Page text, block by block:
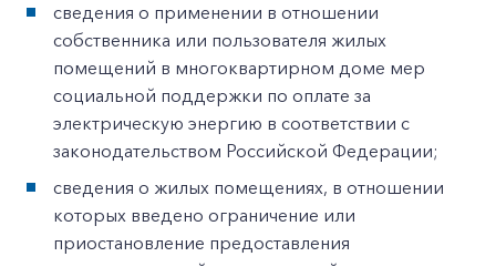
сведения о применении в отношении
собственника или пользователя жилых
помещений в многоквартирном доме мер
социальной поддержки по оплате за
электрическую энергию в соответствии с
законодательством Российской Федерации;
сведения о жилых помещениях, в отношении
которых введено ограничение или
приостановление предоставления